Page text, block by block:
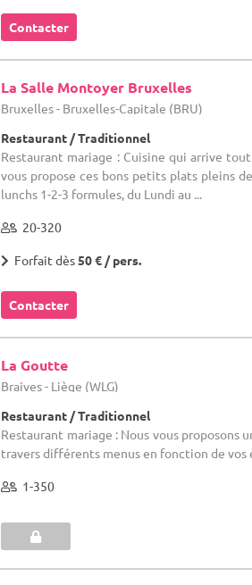
Contacter
La Salle Montoyer Bruxelles
Bruxelles - Bruxelles-Capitale (BRU)
Restaurant / Traditionnel
Restaurant mariage : Cuisine qui arrive
vous propose ces bons petits plats pleins
lunchs 1-2-3 formules, du Lundi au ...
20-320
Forfait dès50 € / pers.
Contacter
La Goutte
Braives - Liège (WLG)
Restaurant / Traditionnel
Restaurant mariage : Nous vous proposons
travers différents menus en fonction de
1-350